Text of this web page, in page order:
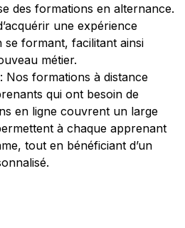
des formations en alternance.
une expérience
formant, facilitant ainsi
métier.
: Nos formations à distance
qui ont besoin de
en ligne couvrent un large
à chaque apprenant
tout en bénéficiant d’un